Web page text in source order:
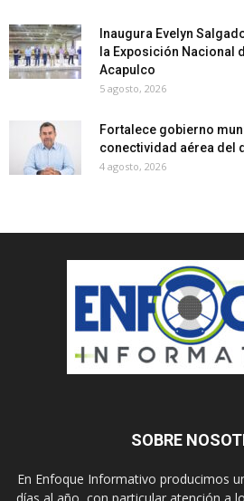
Inaugura Evelyn
la Exposición Nacional
Acapulco
5 agosto, 2026
Fortalece gobierno
conectividad aérea del
4 agosto, 2026
SOBRE
En Enfoque Informativo producimos
días al año, con particular atención a